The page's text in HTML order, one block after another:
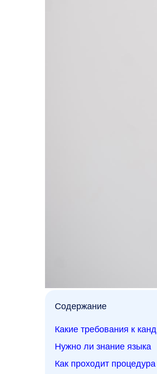
Содержание
Какие требования к
Нужно ли знание языка
Как проходит